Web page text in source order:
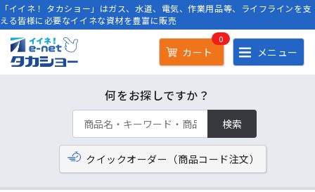
「イイネ！ タカショー」はガス、水道、電気、作業用品等、ライフラインを支
える皆様に必要なイイネな資材を豊富に販売
カート
0
メニュー
何をお探しですか？
検索
クイックオーダー（商品コード注文）